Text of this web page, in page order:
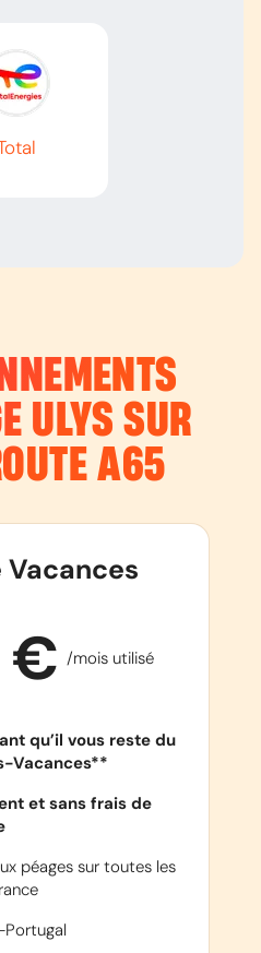
ULYS SUR
A65
Vacances
€ /mois utilisé
qu’il vous reste du
Vacances**
et sans frais de
péages sur toutes les
Portugal